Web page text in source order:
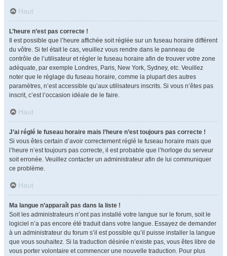
Haut
L’heure n’est pas correcte !
Il est possible que l’heure affichée soit réglée sur un fuseau horaire différent
du vôtre. Si tel était le cas, veuillez vous rendre dans le panneau de
contrôle de l’utilisateur et régler le fuseau horaire afin de trouver votre zone
adéquate, par exemple Londres, Paris, New York, Sydney, etc. Veuillez
noter que le réglage du fuseau horaire, comme la plupart des autres
paramètres, n’est accessible qu’aux utilisateurs inscrits. Si vous n’êtes pas
inscrit, c’est l’occasion idéale de le faire.
Haut
J’ai réglé le fuseau horaire mais l’heure n’est toujours pas correcte !
Si vous êtes certain d’avoir correctement réglé le fuseau horaire mais que
l’heure n’est toujours pas correcte, il est probable que l’horloge du serveur
soit erronée. Veuillez contacter un administrateur afin de lui communiquer
ce problème.
Haut
Ma langue n’apparaît pas dans la liste !
Soit les administrateurs n’ont pas installé votre langue sur le forum, soit le
logiciel n’a pas encore été traduit dans votre langue. Essayez de demander
à un administrateur du forum s’il est possible qu’il puisse installer la langue
que vous souhaitez. Si la traduction désirée n’existe pas, vous êtes libre de
vous porter volontaire et commencer une nouvelle traduction. Pour plus